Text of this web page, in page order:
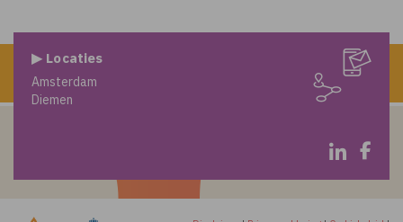
▶ Locaties
Amsterdam
Diemen